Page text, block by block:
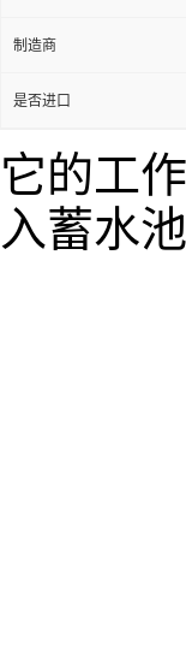
制造商
是否进口
它的工
入蓄水